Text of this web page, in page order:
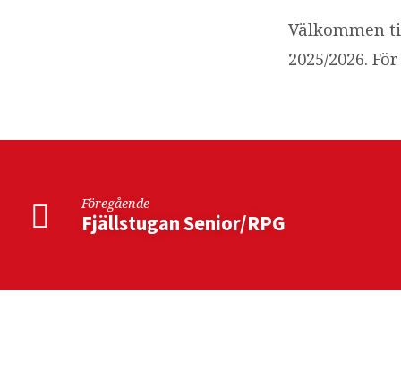
25/26
Välkommen
2025/2026.
Föregående
Fjällstugan Senior/RPG